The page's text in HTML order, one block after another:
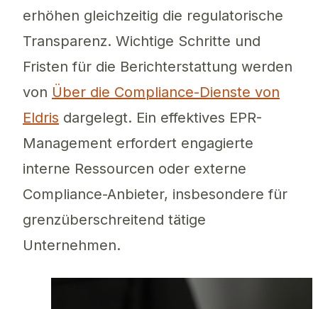
erhöhen gleichzeitig die regulatorische
Transparenz. Wichtige Schritte und
Fristen für die Berichterstattung werden
von Über die Compliance-Dienste von
Eldris dargelegt. Ein effektives EPR-
Management erfordert engagierte
interne Ressourcen oder externe
Compliance-Anbieter, insbesondere für
grenzüberschreitend tätige
Unternehmen.